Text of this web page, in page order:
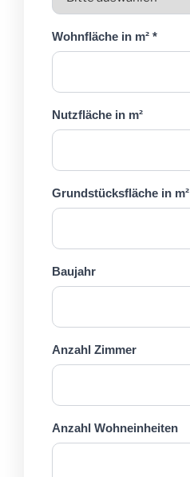
Wohnfläche in m² *
Nutzfläche in m²
Grundstücksfläche in m²
Baujahr
Anzahl Zimmer
Anzahl Wohneinheiten